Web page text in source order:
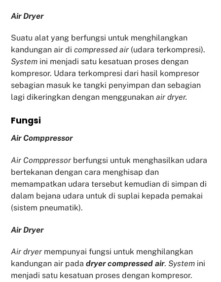
Air Dryer
Suatu alat yang berfungsi untuk menghilangkan
kandungan air dicompressed air (udara terkompresi).
System ini menjadi satu kesatuan proses dengan
kompresor. Udara terkompresi dari hasil kompresor
sebagian masuk ke tangki penyimpan dan sebagian
lagi dikeringkan dengan menggunakan air dryer.
Fungsi
Air Comppressor
Air Comppressor berfungsi untuk menghasilkan udara
bertekanan dengan cara menghisap dan
memampatkan udara tersebut kemudian di simpan di
dalam bejana udara untuk di suplai kepada pemakai
(sistem pneumatik).
Air Dryer
Air dryer mempunyai fungsi untuk menghilangkan
kandungan air padadryer compressed air.System ini
menjadi satu kesatuan proses dengan kompresor.